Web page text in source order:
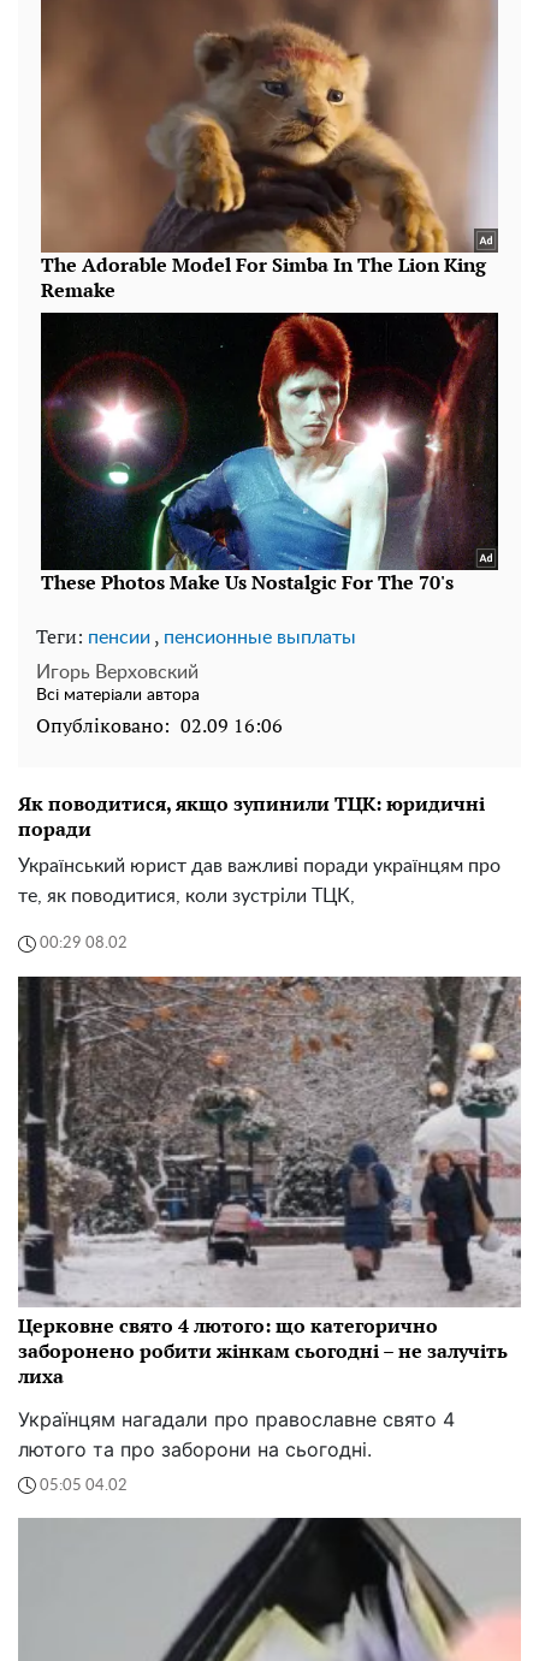
Теги: пенсии , пенсионные выплаты
Игорь Верховский
Всі матеріали автора
Опубліковано: 02.09 16:06
Як поводитися, якщо зупинили ТЦК: юридичні
поради
Український юрист дав важливі поради українцям про
те, як поводитися, коли зустріли ТЦК,
00:29 08.02
Церковне свято 4 лютого: що категорично
заборонено робити жінкам сьогодні – не залучіть
лиха
Українцям нагадали про православне свято 4
лютого та про заборони на сьогодні.
05:05 04.02